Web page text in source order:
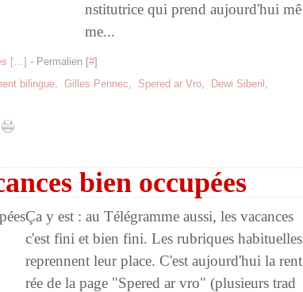
nstitutrice qui prend aujourd'hui mê
me...
[…] - Permalien [#]
bilingue, Gilles Pennec, Spered ar Vro, Dewi Siberil ,
bien occupées
Ça y est : au Télégramme aussi, les vacances
c'est fini et bien fini. Les rubriques habituelles
reprennent leur place. C'est aujourd'hui la rent
rée de la page "Spered ar vro" (plusieurs trad